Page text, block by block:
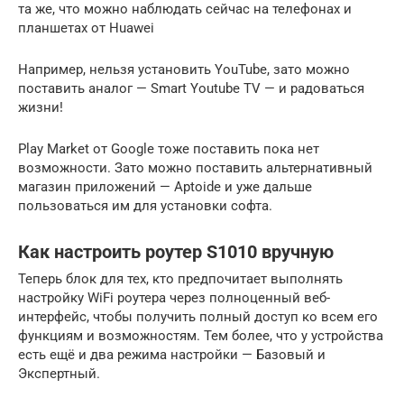
та же, что можно наблюдать сейчас на телефонах и
планшетах от Huawei
Например, нельзя установить YouTube, зато можно
поставить аналог — Smart Youtube TV — и радоваться
жизни!
Play Market от Google тоже поставить пока нет
возможности. Зато можно поставить альтернативный
магазин приложений — Aptoide и уже дальше
пользоваться им для установки софта.
Как настроить роутер S1010 вручную
Теперь блок для тех, кто предпочитает выполнять
настройку WiFi роутера через полноценный веб-
интерфейс, чтобы получить полный доступ ко всем его
функциям и возможностям. Тем более, что у устройства
есть ещё и два режима настройки — Базовый и
Экспертный.